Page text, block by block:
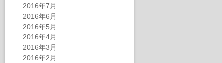
2016年7月
2016年6月
2016年5月
2016年4月
2016年3月
2016年2月